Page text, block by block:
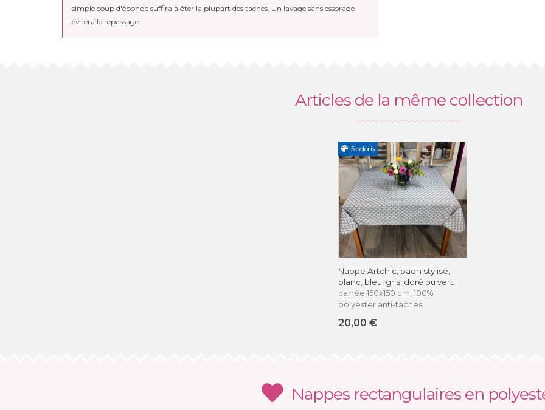
simple coup d'éponge suffira à ôter la plupart des taches. Un lavage sans essorage
évitera le repassage.
Articles de la même collection
5 coloris
Nappe Artchic, paon stylisé,
blanc, bleu, gris, doré ou vert,
carrée 150x150 cm, 100%
polyester anti-taches
20,00 €
Nappes rectangulaires en